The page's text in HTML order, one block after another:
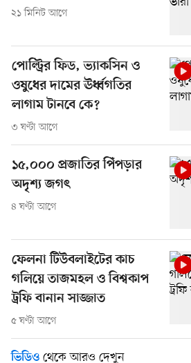
২১ মিনিট আগে
পোল্ট্রির ফিড, ভ্যাকসিন ও
ওষুধের দামের ঊর্ধ্বগতির
লাগাম টানবে কে?
৩ ঘণ্টা আগে
১৫,০০০ প্রজাতির পিঁপড়ার
অদৃশ্য জগৎ
৪ ঘণ্টা আগে
ফেলনা টিউবলাইটের কাচ
গলিয়ে তাজমহল ও বিশ্বকাপ
ট্রফি বানান সাজ্জাত
৫ ঘণ্টা আগে
ভিডিও থেকে আরও দেখুন